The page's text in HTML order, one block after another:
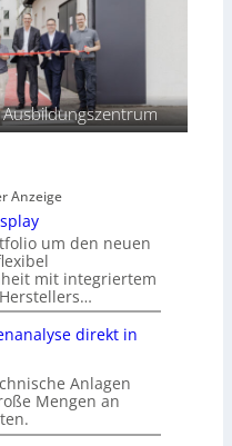
Anzeige
um den neuen
mit integriertem
direkt in
Anlagen
Mengen an